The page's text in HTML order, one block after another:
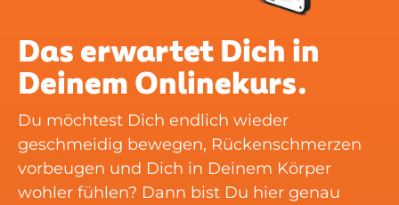
Das erwartet Dich in
Deinem Onlinekurs.
Du möchtest Dich endlich wieder
geschmeidig bewegen, Rückenschmerzen
vorbeugen und Dich in Deinem Körper
wohler fühlen? Dann bist Du hier genau